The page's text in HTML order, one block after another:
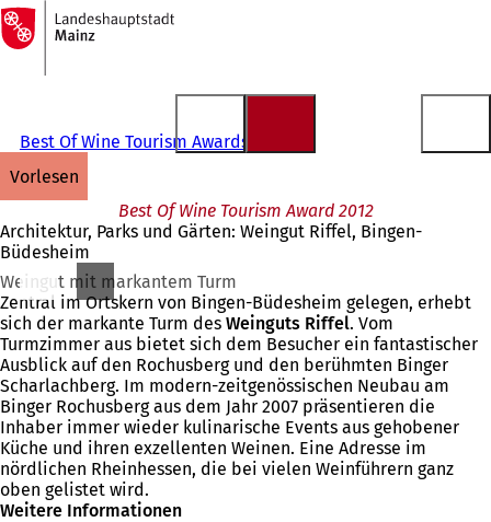
Inhalt anspringen
Zur
Startseite
Best Of Wine Tourism Awards
vorlesen
Best Of Wine Tourism Award 2012
Architektur, Parks und Gärten: Weingut Riffel, Bingen-
Büdesheim
Weingut mit markantem Turm
Zentral im Ortskern von Bingen-Büdesheim gelegen, erhebt
sich der markante Turm des Weinguts Riffel. Vom
Turmzimmer aus bietet sich dem Besucher ein fantastischer
Ausblick auf den Rochusberg und den berühmten Binger
Scharlachberg. Im modern-zeitgenössischen Neubau am
Binger Rochusberg aus dem Jahr 2007 präsentieren die
Inhaber immer wieder kulinarische Events aus gehobener
Küche und ihren exzellenten Weinen. Eine Adresse im
nördlichen Rheinhessen, die bei vielen Weinführern ganz
oben gelistet wird.
Weitere Informationen